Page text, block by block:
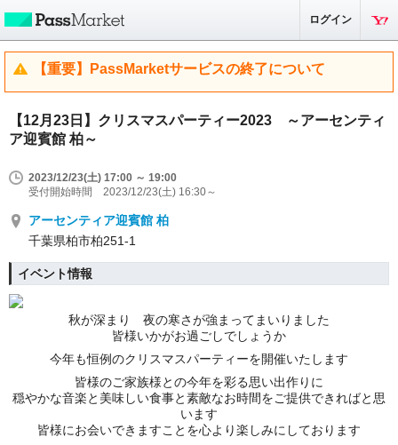
ログイン
【重要】PassMarketサービスの終了について
【12月23日】クリスマスパーティー2023 ～アーセンティ
ア迎賓館 柏～
2023/12/23(土) 17:00 ～ 19:00
受付開始時間 2023/12/23(土) 16:30～
アーセンティア迎賓館 柏
千葉県柏市柏251-1
イベント情報
秋が深まり 夜の寒さが強まってまいりました
皆様いかがお過ごしでしょうか
今年も恒例のクリスマスパーティーを開催いたします
皆様のご家族様との今年を彩る思い出作りに
穏やかな音楽と美味しい食事と素敵なお時間をご提供できればと思
います
皆様にお会いできますことを心より楽しみにしております